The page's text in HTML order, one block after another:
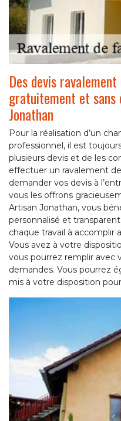
Des devis
gratuitement et sans
Jonathan
Pour la réalisation d’un
professionnel, il est
plusieurs devis et de les
effectuer un ravalement
demander vos devis à
vous les offrons
Artisan Jonathan, vous
personnalisé et
chaque travail à accomplir
Vous avez à votre
vous pourrez remplir avec
demandes. Vous pourrez
mis à votre disposition